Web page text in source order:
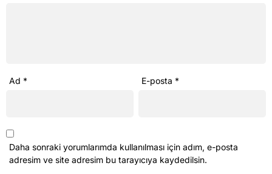
Ad * E-posta *
Daha sonraki yorumlarımda kullanılması için adım, e-posta
adresim ve site adresim bu tarayıcıya kaydedilsin.